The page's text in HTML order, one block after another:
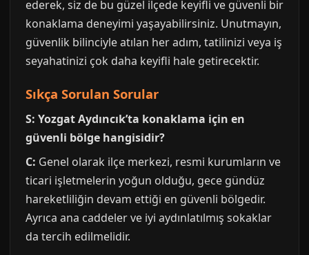
ederek, siz de bu güzel ilçede keyifli ve güvenli bir
konaklama deneyimi yaşayabilirsiniz. Unutmayın,
güvenlik bilinciyle atılan her adım, tatilinizi veya iş
seyahatinizi çok daha keyifli hale getirecektir.
Sıkça Sorulan Sorular
S: Yozgat Aydıncık’ta konaklama için en
güvenli bölge hangisidir?
C: Genel olarak ilçe merkezi, resmi kurumların ve
ticari işletmelerin yoğun olduğu, gece gündüz
hareketliliğin devam ettiği en güvenli bölgedir.
Ayrıca ana caddeler ve iyi aydınlatılmış sokaklar
da tercih edilmelidir.